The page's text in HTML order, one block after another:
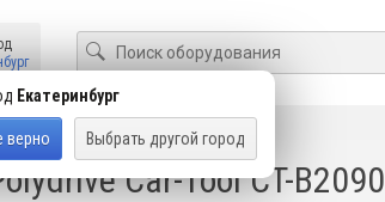
Екатеринбург
верно Выбрать другой город
AUDI / VOLKSWAGEN
Car-Tool CT-B2090